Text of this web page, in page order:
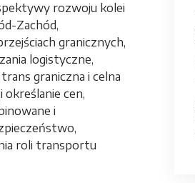
rozwoju kolei
Zachód,
granicznych,
logistyczne,
graniczna i celna
cen,
i
roli transportu